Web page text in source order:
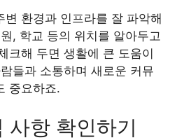
환경과 인프라를 잘 파악해
, 학교 등의 위치를 알아두고
크해 두면 생활에 큰 도움이
들과 소통하며 새로운 커뮤
중요하죠.
사항 확인하기